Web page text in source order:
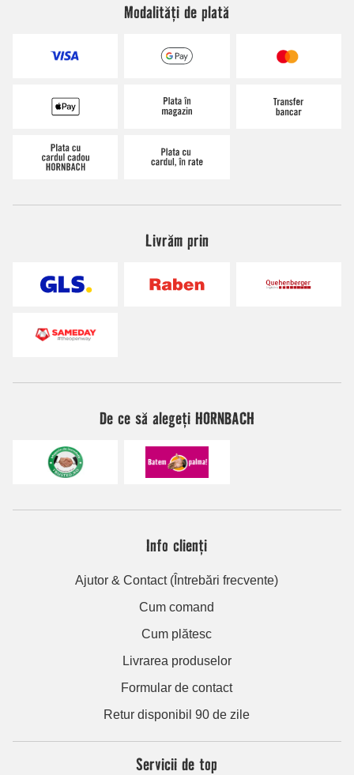
Modalități de plată
Livrăm prin
De ce să alegeți HORNBACH
Info clienți
Ajutor & Contact (Întrebări frecvente)
Cum comand
Cum plătesc
Livrarea produselor
Formular de contact
Retur disponibil 90 de zile
Servicii de top